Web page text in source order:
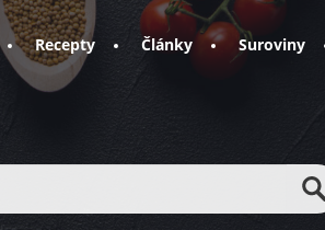
Recepty Články Suroviny